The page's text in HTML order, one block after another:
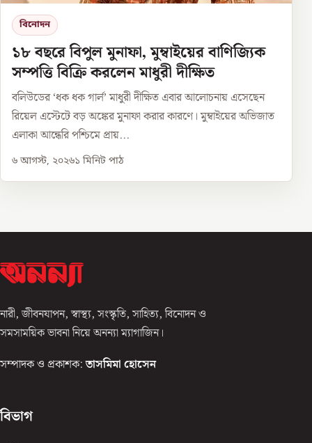
বিনোদন
১৮ বছরে বিপুল মুনাফা, মুম্বাইয়ের বাণিজ্যিক
সম্পত্তি বিক্রি করলেন মাধুরী দীক্ষিত
বলিউডের ‘ধক ধক গার্ল’ মাধুরী দীক্ষিত এবার আলোচনায় এসেছেন
রিয়েল এস্টেটে বড় অঙ্কের মুনাফা করার কারণে। মুম্বাইয়ের অভিজাত
এলাকা আন্ধেরি পশ্চিমে প্রায়...
৬ আগস্ট, ২০২৬১ মিনিট পাঠ
নারী, জীবনযাপন, স্বাস্থ্য, সংস্কৃতি, সাহিত্য, বিনোদন ও
সমসাময়িক ভাবনা নিয়ে অনন্যা ম্যাগাজিন।
সম্পাদক ও প্রকাশক: তাসমিমা হোসেন
বিভাগ